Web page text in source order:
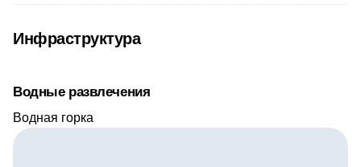
Инфраструктура
Водные развлечения
Водная горка